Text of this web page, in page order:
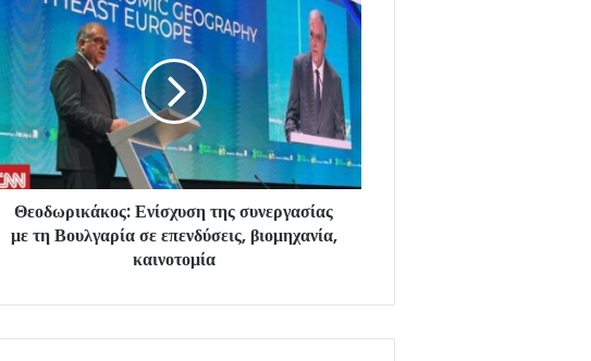
Θεοδωρικάκος: Ενίσχυση της συνεργασίας
με τη Βουλγαρία σε επενδύσεις, βιομηχανία,
καινοτομία